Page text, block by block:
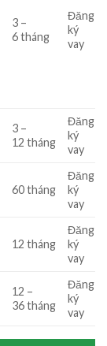
3 –
6tháng
Đăng
ký
vay
3 –
12 tháng
Đăng
ký
vay
60tháng
Đăng
ký
vay
12 tháng
Đăng
ký
vay
12 –
36tháng
Đăng
ký
vay